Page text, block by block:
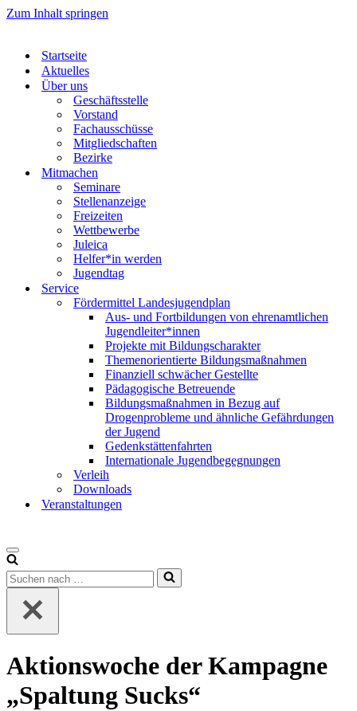
Zum Inhalt springen
Startseite
Aktuelles
Über uns
Geschäftsstelle
Vorstand
Fachausschüsse
Mitgliedschaften
Bezirke
Mitmachen
Seminare
Stellenanzeige
Freizeiten
Wettbewerbe
Juleica
Helfer*in werden
Jugendtag
Service
Fördermittel Landesjugendplan
Aus- und Fortbildungen von ehrenamtlichen
Jugendleiter*innen
Projekte mit Bildungscharakter
Themenorientierte Bildungsmaßnahmen
Finanziell schwächer Gestellte
Pädagogische Betreuende
Bildungsmaßnahmen in Bezug auf
Drogenprobleme und ähnliche Gefährdungen
der Jugend
Gedenkstättenfahrten
Internationale Jugendbegegnungen
Verleih
Downloads
Veranstaltungen
Aktionswoche der Kampagne
„Spaltung Sucks“